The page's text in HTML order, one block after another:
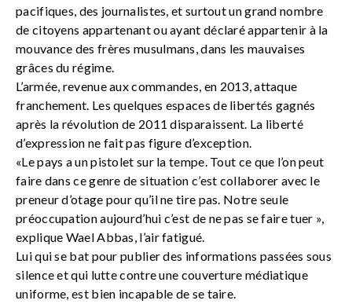
pacifiques, des journalistes, et surtout un grand nombre
de citoyens appartenant ou ayant déclaré appartenir à la
mouvance des frères musulmans, dans les mauvaises
grâces du régime.
L’armée, revenue aux commandes, en 2013, attaque
franchement. Les quelques espaces de libertés gagnés
après la révolution de 2011 disparaissent. La liberté
d’expression ne fait pas figure d’exception.
«Le pays a un pistolet sur la tempe. Tout ce que l’on peut
faire dans ce genre de situation c’est collaborer avec le
preneur d’otage pour qu’il ne tire pas. Notre seule
préoccupation aujourd’hui c’est de ne pas se faire tuer »,
explique Wael Abbas, l’air fatigué.
Lui qui se bat pour publier des informations passées sous
silence et qui lutte contre une couverture médiatique
uniforme, est bien incapable de se taire.